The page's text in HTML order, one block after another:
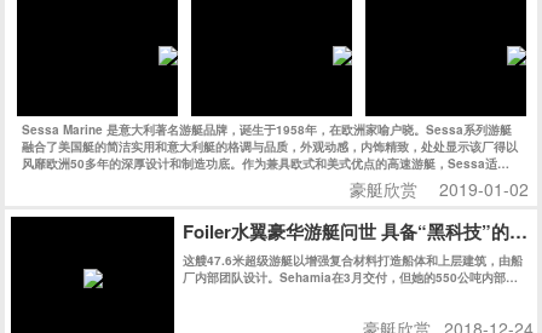
Sessa Marine 是意大利著名游艇品牌，诞生于1958年，在欧洲家喻户晓。Sessa系列游艇
融合了美国艇的简洁实用和意大利艇的格调与品质，外观动感，内饰精致，处处显示该厂得以
风靡欧洲50多年的深厚设计和制造功底。作为兼具欧式和美式优点的高速游艇，Sessa适合
追求狂野而精致的海上生活的新一代人士。今天的Sessa每年生产上千艘船艇，可谓是持续、
豪艇欣赏 2019-01-02
Foiler水翼豪华游艇问世 具备“黑科技”的混
这艘47.6米超级游艇以增强复合材料打造船体和上层建筑，由船
厂内部团队设计。Sehamia在3月交付，但她的550公吨内部空